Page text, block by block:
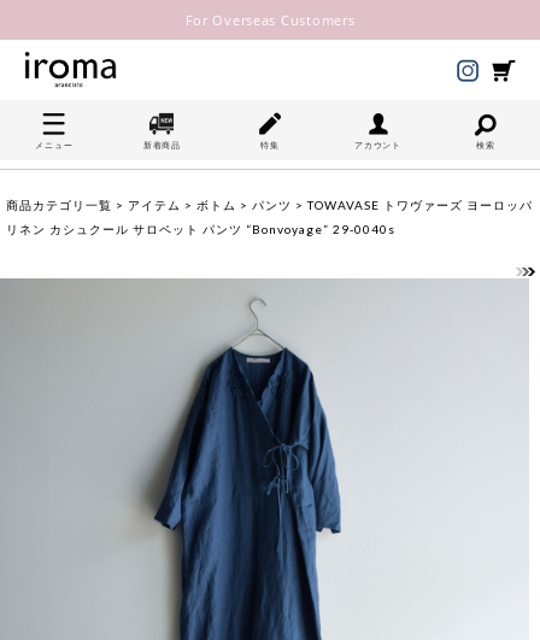
For Overseas Customers
メニュー 新着商品 特集 アカウント 検索
商品カテゴリ一覧 > アイテム > ボトム > パンツ > TOWAVASE トワヴァーズ ヨーロッパ
リネン カシュクール サロペット パンツ “Bonvoyage” 29-0040s